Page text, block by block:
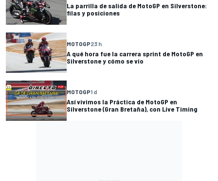
La parrilla de salida de MotoGP en Silverstone:
filas y posiciones
MOTOGP23 h
A qué hora fue la carrera sprint de MotoGP en
Silverstone y cómo se vio
MOTOGP1 d
Así vivimos la Práctica de MotoGP en
Silverstone (Gran Bretaña), con Live Timing